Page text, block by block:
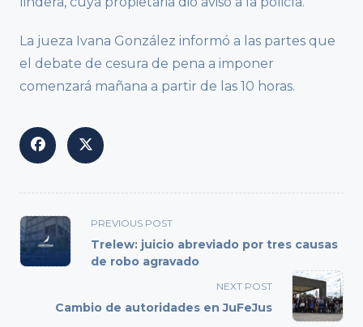
La jueza Ivana González informó a las partes que
el debate de cesura de pena a imponer
comenzará mañana a partir de las 10 horas.
<span
class="nav-
subtitle
PREVIOUS POST
Trelew: juicio abreviado por tres causas
de robo agravado
NEXT POST
Cambio de autoridades en JuFeJus